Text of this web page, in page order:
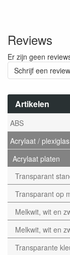
Artikelen
ABS
Acrylaat / plexiglas
Acrylaat platen
Transparant
Transparant op
Melkwit, wit en
Melkwit, wit en
Transparante
Reviews
Er zijn geen
Schrijf een review